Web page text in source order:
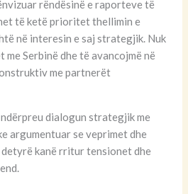
rëndësinë e raporteve të
të ketë prioritet thellimin e
në interesin e saj strategjik. Nuk
Serbinë dhe të avancojmë në
me partnerët
dialogun strategjik me
argumentuar se veprimet dhe
kanë rritur tensionet dhe